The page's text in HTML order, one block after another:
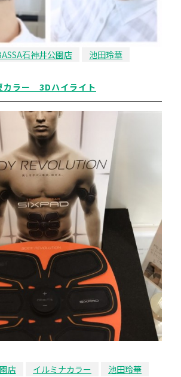
石神井公園店 池田玲華
カラー 3Dハイライト
店
イルミナカラー 池田玲華